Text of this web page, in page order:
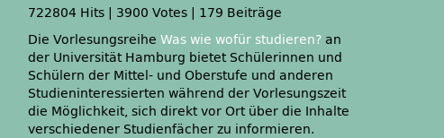
722804 Hits
3900 Votes
179 Beiträge
Die Vorlesungsreihe Was wie wofür studieren? an
der Universität Hamburg bietet Schülerinnen und
Schülern der Mittel- und Oberstufe und anderen
Studieninteressierten während der Vorlesungszeit
die Möglichkeit, sich direkt vor Ort über die Inhalte
verschiedener Studienfächer zu informieren.